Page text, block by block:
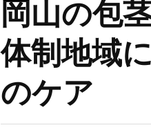
岡山の包
体制地域
のケア